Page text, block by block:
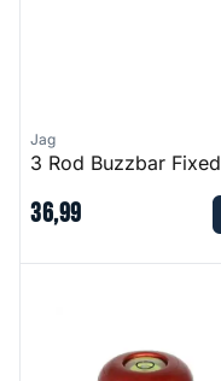
Jag
3 Rod Buzzbar Fixed
36,99